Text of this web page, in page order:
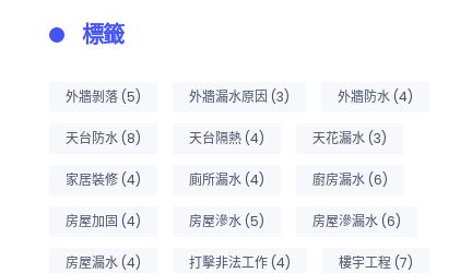
標籤
外牆剝落 (5) 外牆漏水原因 (3) 外牆防水 (4)
天台防水 (8) 天台隔熱 (4) 天花漏水 (3)
家居裝修 (4) 廁所漏水 (4) 廚房漏水 (6)
房屋加固 (4) 房屋滲水 (5) 房屋滲漏水 (6)
房屋漏水 (4) 打擊非法工作 (4) 樓宇工程 (7)